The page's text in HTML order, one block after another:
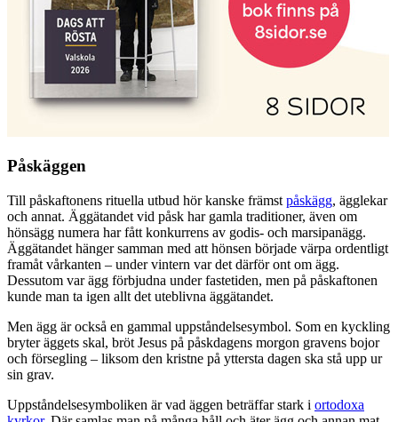
Påskäggen
Till påskaftonens rituella utbud hör kanske främst påskägg, ägglekar
och annat. Äggätandet vid påsk har gamla traditioner, även om
hönsägg numera har fått konkurrens av godis- och marsipanägg.
Äggätandet hänger samman med att hönsen började värpa ordentligt
framåt vårkanten – under vintern var det därför ont om ägg.
Dessutom var ägg förbjudna under fastetiden, men på påskaftonen
kunde man ta igen allt det uteblivna äggätandet.
Men ägg är också en gammal uppståndelsesymbol. Som en kyckling
bryter äggets skal, bröt Jesus på påskdagens morgon gravens bojor
och försegling – liksom den kristne på yttersta dagen ska stå upp ur
sin grav.
Uppståndelsesymboliken är vad äggen beträffar stark i ortodoxa